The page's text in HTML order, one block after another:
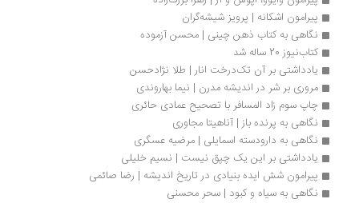
پیرامون اشکانه | پرویز شیشه‌گران
نگاهی به کتاب ذهن چینی | محسن آزموده
کتاب‌نیوز 20 ساله شد
یادداشتی بر آن تک‌درخت انار | طلا نژادحسن
مروری بر شر در اندیشه مدرن | نیما بهاروندی
چاپ سوم زاد المسافر با تصحیح عمادی حائری
نگاهی به پرنده باز | آناهیتا مجاوری
نگاهی به دارودسته‌ اسمایلی | مرضیه عسگری
یادداشتی بر این یک چپق نیست | نسیم خلیلی
پیرامون شش ایده بنیادی در تاریخ اندیشه | رضا صائمی
نگاهی به سیاه و کبود | سحر محسنی